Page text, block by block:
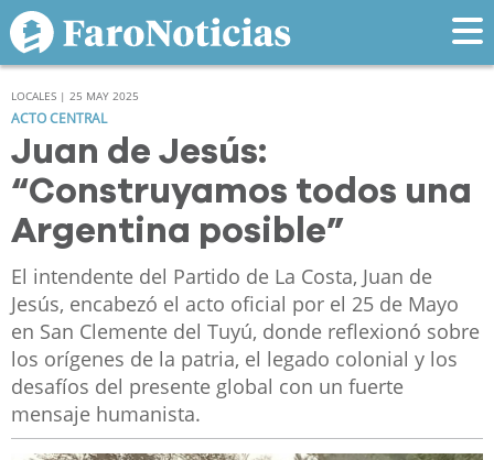
LOCALES | 25 MAY 2025
ACTO CENTRAL
Juan de Jesús:
“Construyamos todos una
Argentina posible”
El intendente del Partido de La Costa, Juan de
Jesús, encabezó el acto oficial por el 25 de Mayo
en San Clemente del Tuyú, donde reflexionó sobre
los orígenes de la patria, el legado colonial y los
desafíos del presente global con un fuerte
mensaje humanista.